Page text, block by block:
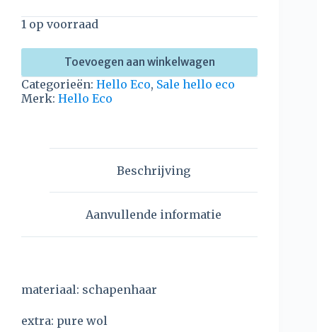
1 op voorraad
Toevoegen aan winkelwagen
Categorieën: Hello Eco, Sale hello eco
Merk: Hello Eco
Beschrijving
Aanvullende informatie
materiaal: schapenhaar
extra: pure wol